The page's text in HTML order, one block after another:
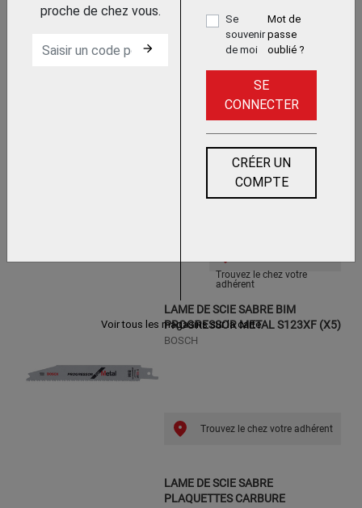
Trouvez le chez votre adhérent
LAME DE SCIE SABRE
HCS BOIS
BOSCH
Trouvez le chez votre
adhérent
LAME DE SCIE SABRE BIM
PROGRESSOR METAL S123XF (X5)
BOSCH
Trouvez le chez votre adhérent
LAME DE SCIE SABRE
PLAQUETTES CARBURE
proche de chez vous.
arrow_forward
Se
souvenir
de moi
Mot de
passe
oublié ?
SE
CONNECTER
CRÉER UN
COMPTE
Voir tous les magasins sur la carte